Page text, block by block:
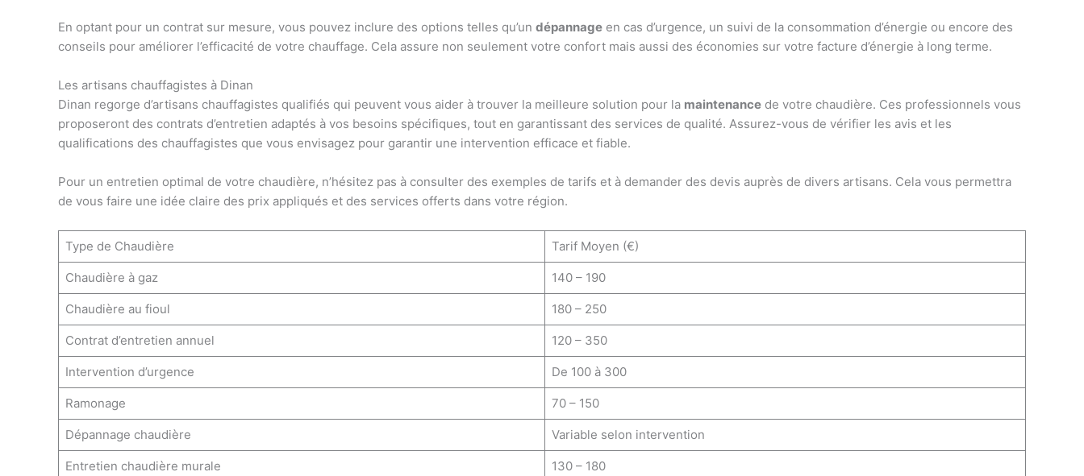
En optant pour un contrat sur mesure, vous pouvez inclure des options telles qu’un dépannage en cas d’urgence, un suivi de la consommation d’énergie ou encore des
conseils pour améliorer l’efficacité de votre chauffage. Cela assure non seulement votre confort mais aussi des économies sur votre facture d’énergie à long terme.
Les artisans chauffagistes à Dinan
Dinan regorge d’artisans chauffagistes qualifiés qui peuvent vous aider à trouver la meilleure solution pour la maintenance de votre chaudière. Ces professionnels vous
proposeront des contrats d’entretien adaptés à vos besoins spécifiques, tout en garantissant des services de qualité. Assurez-vous de vérifier les avis et les
qualifications des chauffagistes que vous envisagez pour garantir une intervention efficace et fiable.
Pour un entretien optimal de votre chaudière, n’hésitez pas à consulter des exemples de tarifs et à demander des devis auprès de divers artisans. Cela vous permettra
de vous faire une idée claire des prix appliqués et des services offerts dans votre région.
Type de Chaudière Tarif Moyen (€)
Chaudière à gaz 140 – 190
Chaudière au fioul 180 – 250
Contrat d’entretien annuel 120 – 350
Intervention d’urgence De 100 à 300
Ramonage 70 – 150
Dépannage chaudière Variable selon intervention
Entretien chaudière murale 130 – 180